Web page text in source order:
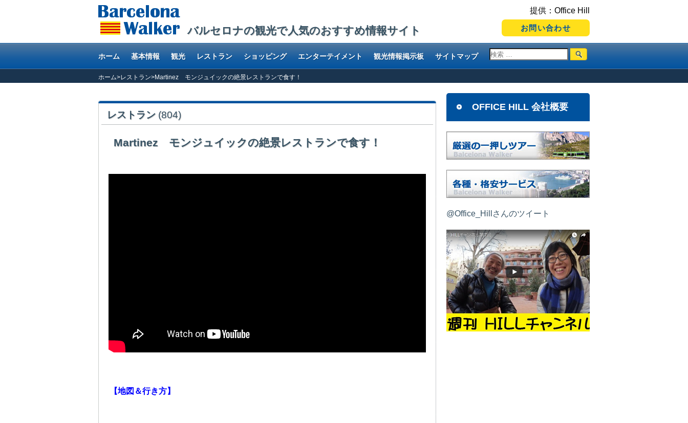
バルセロナの観光で人気のおすすめ情報サイト
提供：Office Hill
お問い合わせ
ホーム 基本情報 観光 レストラン ショッピング エンターテイメント 観光情報掲示板 サイトマップ
ホーム>レストラン>Martinez モンジュイックの絶景レストランで食す！
レストラン (804)
Martinez モンジュイックの絶景レストランで食す！
【地図＆行き方】
OFFICE HILL 会社概要
@Office_Hillさんのツイート